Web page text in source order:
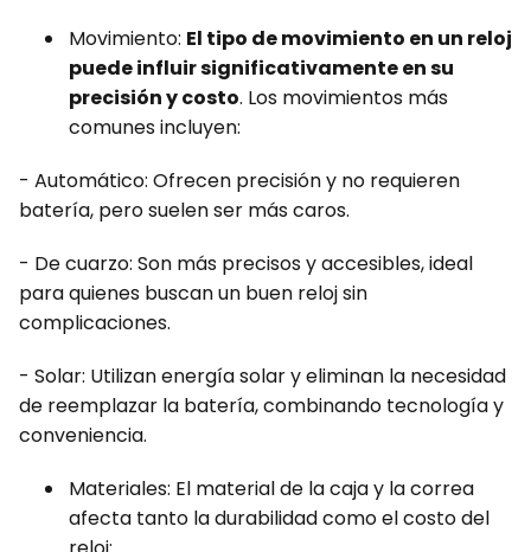
Movimiento: El tipo de movimiento en un reloj
puede influir significativamente en su
precisión y costo. Los movimientos más
comunes incluyen:
- Automático: Ofrecen precisión y no requieren
batería, pero suelen ser más caros.
- De cuarzo: Son más precisos y accesibles, ideal
para quienes buscan un buen reloj sin
complicaciones.
- Solar: Utilizan energía solar y eliminan la necesidad
de reemplazar la batería, combinando tecnología y
conveniencia.
Materiales: El material de la caja y la correa
afecta tanto la durabilidad como el costo del